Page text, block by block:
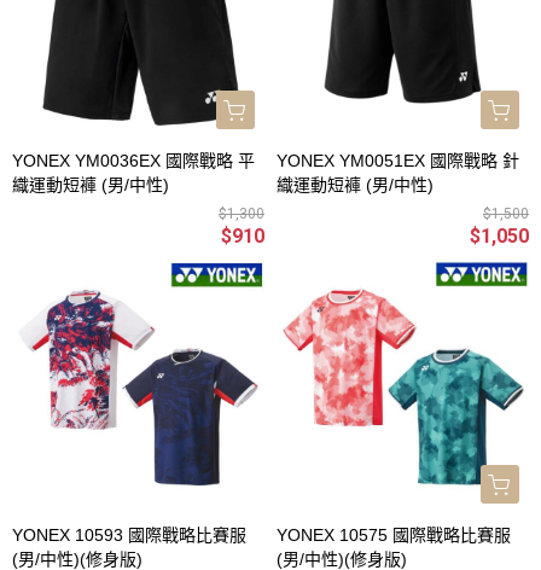
YONEX YM0036EX 國際戰略 平
織運動短褲 (男/中性)
$1,300
$910
YONEX YM0051EX 國際戰略 針
織運動短褲 (男/中性)
$1,500
$1,050
YONEX 10593 國際戰略比賽服
(男/中性)(修身版)
YONEX 10575 國際戰略比賽服
(男/中性)(修身版)